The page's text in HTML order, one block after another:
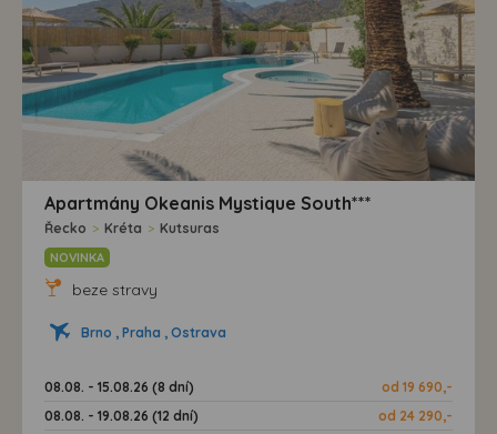
Apartmány Okeanis Mystique South***
Řecko > Kréta > Kutsuras
NOVINKA
beze stravy
Brno , Praha , Ostrava
08.08. - 15.08.26 (8 dní)
od 19 690,-
08.08. - 19.08.26 (12 dní)
od 24 290,-